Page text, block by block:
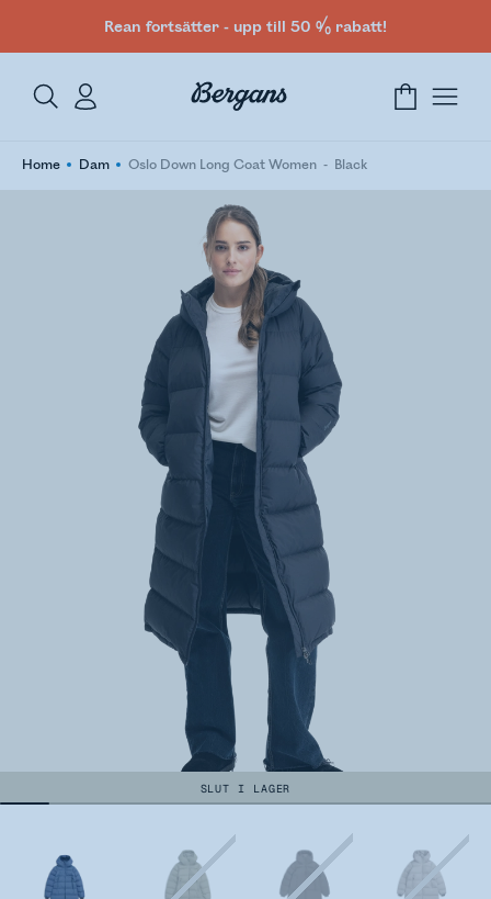
Rean fortsätter - upp till 50 % rabatt!
Home Dam Oslo Down Long Coat Women Black
SLUT I LAGER